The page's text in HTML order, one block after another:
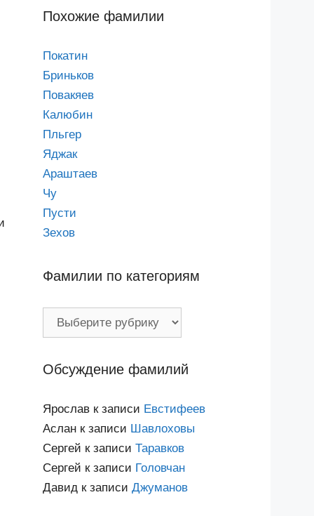
Похожие фамилии
Покатин
Бриньков
Повакяев
Калюбин
Пльгер
Яджак
Араштаев
Чу
Пусти
Зехов
Фамилии по категориям
Обсуждение фамилий
Ярослав к записи Евстифеев
Аслан к записи Шавлоховы
Сергей к записи Таравков
Сергей к записи Головчан
Давид к записи Джуманов